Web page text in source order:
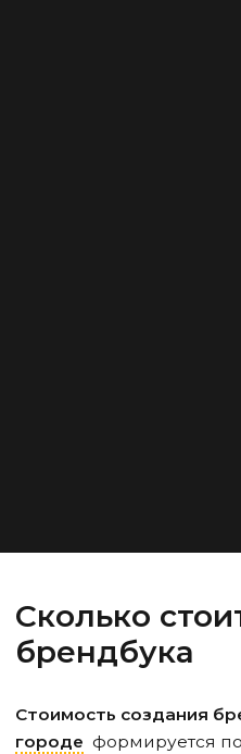
Сколько
брендбука
Стоимость создания
городе формируется